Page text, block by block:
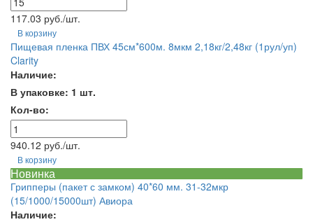
117.03 руб./шт.
В корзину
Пищевая пленка ПВХ 45см*600м. 8мкм 2,18кг/2,48кг (1рул/уп)
Clarity
Наличие:
В упаковке: 1 шт.
Кол-во:
940.12 руб./шт.
В корзину
Новинка
Грипперы (пакет с замком) 40*60 мм. 31-32мкр
(15/1000/15000шт) Авиора
Наличие: